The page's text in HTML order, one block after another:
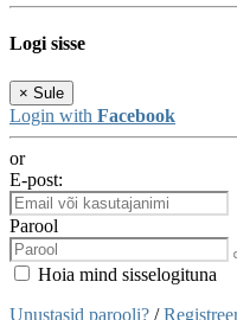
Logi sisse
× Sule
Login with Facebook
or
E-post:
Parool
Hoia mind sisselogituna
Unustasid parooli? /